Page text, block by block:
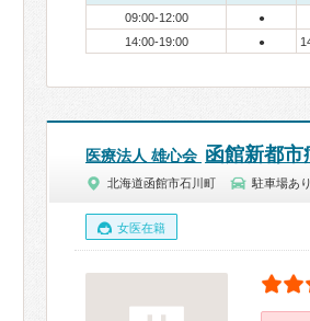
09:00-12:00 ●
14:00-19:00 ●
医療法人 雄心会 函館新都市
北海道函館市石川町 駐車場あり
女医在籍